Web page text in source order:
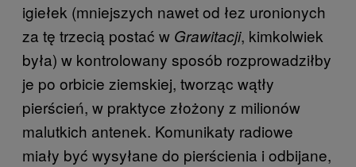
igiełek (mniejszych nawet od łez uronionych
za tę trzecią postać w Grawitacji, kimkolwiek
była) w kontrolowany sposób rozprowadziłby
je po orbicie ziemskiej, tworząc wątły
pierścień, w praktyce złożony z milionów
malutkich antenek. Komunikaty radiowe
miały być wysyłane do pierścienia i odbijane,